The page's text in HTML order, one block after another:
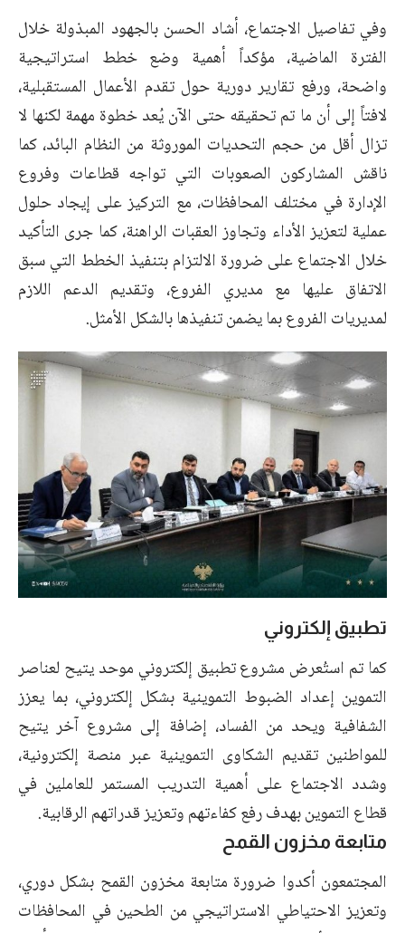
وفي تفاصيل الاجتماع، أشاد الحسن بالجهود المبذولة خلال
الفترة الماضية، مؤكداً أهمية وضع خطط استراتيجية
واضحة، ورفع تقارير دورية حول تقدم الأعمال المستقبلية،
لافتاً إلى أن ما تم تحقيقه حتى الآن يُعد خطوة مهمة لكنها لا
تزال أقل من حجم التحديات الموروثة من النظام البائد، كما
ناقش المشاركون الصعوبات التي تواجه قطاعات وفروع
الإدارة في مختلف المحافظات، مع التركيز على إيجاد حلول
عملية لتعزيز الأداء وتجاوز العقبات الراهنة، كما جرى التأكيد
خلال الاجتماع على ضرورة الالتزام بتنفيذ الخطط التي سبق
الاتفاق عليها مع مديري الفروع، وتقديم الدعم اللازم
لمديريات الفروع بما يضمن تنفيذها بالشكل الأمثل.
تطبيق إلكتروني
كما تم استُعرض مشروع تطبيق إلكتروني موحد يتيح لعناصر
التموين إعداد الضبوط التموينية بشكل إلكتروني، بما يعزز
الشفافية ويحد من الفساد، إضافة إلى مشروع آخر يتيح
للمواطنين تقديم الشكاوى التموينية عبر منصة إلكترونية،
وشدد الاجتماع على أهمية التدريب المستمر للعاملين في
قطاع التموين بهدف رفع كفاءتهم وتعزيز قدراتهم الرقابية.
متابعة مخزون القمح
المجتمعون أكدوا ضرورة متابعة مخزون القمح بشكل دوري،
وتعزيز الاحتياطي الاستراتيجي من الطحين في المحافظات